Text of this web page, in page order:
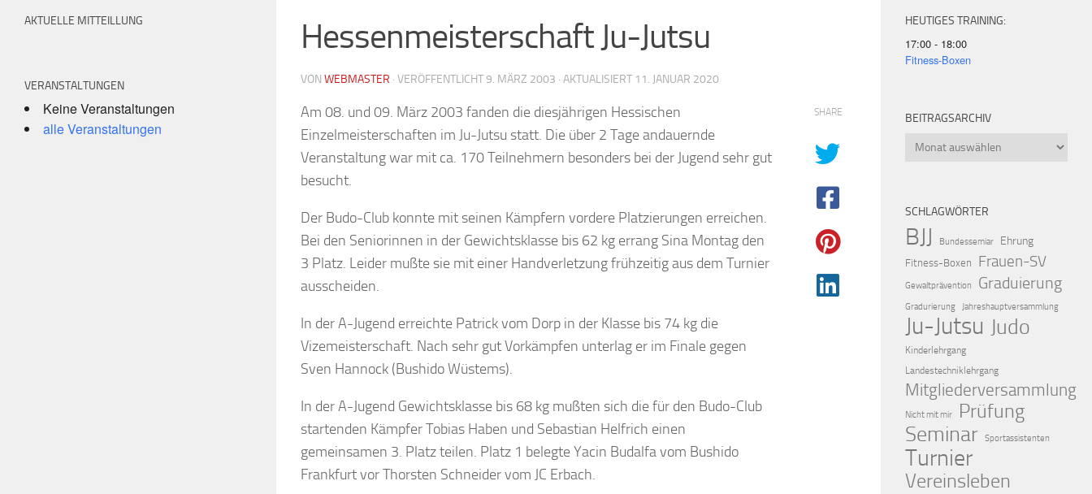
Hessenmeisterschaft Ju-Jutsu
VON WEBMASTER · VERÖFFENTLICHT9. MÄRZ 2003 · AKTUALISIERT 11. JANUAR 2020
Am 08. und 09. März 2003 fanden die diesjährigen Hessischen
Einzelmeisterschaften im Ju-Jutsu statt. Die über 2 Tage andauernde
Veranstaltung war mit ca. 170 Teilnehmern besonders bei der Jugend sehr gut
besucht.
Der Budo-Club konnte mit seinen Kämpfern vordere Platzierungen erreichen.
Bei den Seniorinnen in der Gewichtsklasse bis 62 kg errang Sina Montag den
3 Platz. Leider mußte sie mit einer Handverletzung frühzeitig aus dem Turnier
ausscheiden.
In der A-Jugend erreichte Patrick vom Dorp in der Klasse bis 74 kg die
Vizemeisterschaft. Nach sehr gut Vorkämpfen unterlag er im Finale gegen
Sven Hannock (Bushido Wüstems).
In der A-Jugend Gewichtsklasse bis 68 kg mußten sich die für den Budo-Club
startenden Kämpfer Tobias Haben und Sebastian Helfrich einen
gemeinsamen 3. Platz teilen. Platz 1 belegte Yacin Budalfa vom Bushido
Frankfurt vor Thorsten Schneider vom JC Erbach.
SHARE
AKTUELLE MITTEILLUNG
VERANSTALTUNGEN
Keine Veranstaltungen
alle Veranstaltungen
HEUTIGES TRAINING:
17:00 - 18:00
Fitness-Boxen
BEITRAGSARCHIV
Beitragsarchiv
SCHLAGWÖRTER
BJJ Bundessemiar Ehrung
Fitness-Boxen Frauen-SV
Gewaltprävention Graduierung
Gradurierung Jahreshauptversammlung
Ju-Jutsu Judo
Kinderlehrgang
Landestechniklehrgang
Mitgliederversammlung
Nicht mit mir Prüfung
Seminar Sportassistenten
Turnier
Vereinsleben